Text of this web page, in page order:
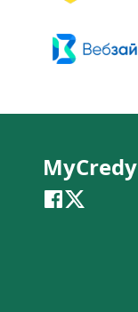
MyCredy